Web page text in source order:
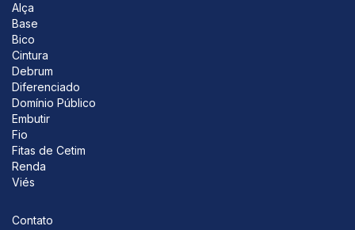
Alça
Base
Bico
Cintura
Debrum
Diferenciado
Domínio Público
Embutir
Fio
Fitas de Cetim
Renda
Viés
Contato